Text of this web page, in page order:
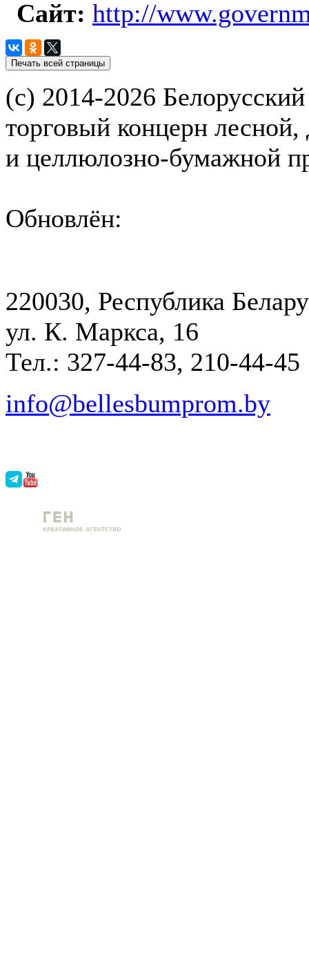
Сайт: http://
(с) 2014-2026
торговый концерн
и целлюлозно-бумажной
Обновлён:
220030, Республика
ул. К. Маркса, 16
Тел.: 327-44-83, 210-44-45
info@bellesbumprom.by